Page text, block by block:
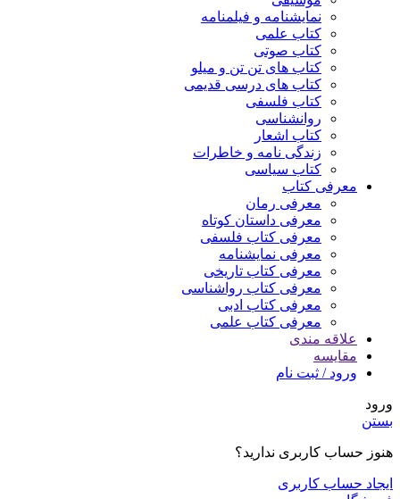
نمایشنامه و فیلمنامه
کتاب علمی
کتاب صوتی
کتاب های تن تن و میلو
کتاب های درسی قدیمی
کتاب فلسفی
روانشناسی
کتاب اشعار
زندگی نامه و خاطرات
کتاب سیاسی
معرفی کتاب
معرفی رمان
معرفی داستان کوتاه
معرفی کتاب فلسفی
معرفی نمایشنامه
معرفی کتاب تاریخی
معرفی کتاب رواشناسی
معرفی کتاب ادبی
معرفی کتاب علمی
علاقه مندی
مقایسه
ورود / ثبت نام
ورود
بستن
هنوز حساب کاربری ندارید؟
ایجاد حساب کاربری